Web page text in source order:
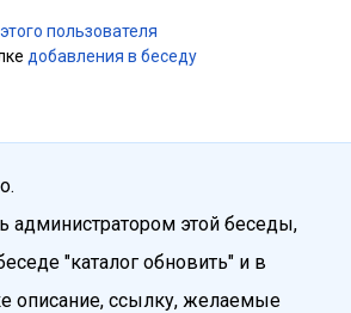
этого пользователя
добавления в беседу
администратором этой беседы,
"каталог обновить" и в
описание, ссылку, желаемые